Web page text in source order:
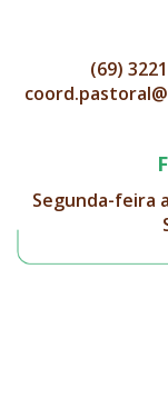
(69)
Segunda-feira